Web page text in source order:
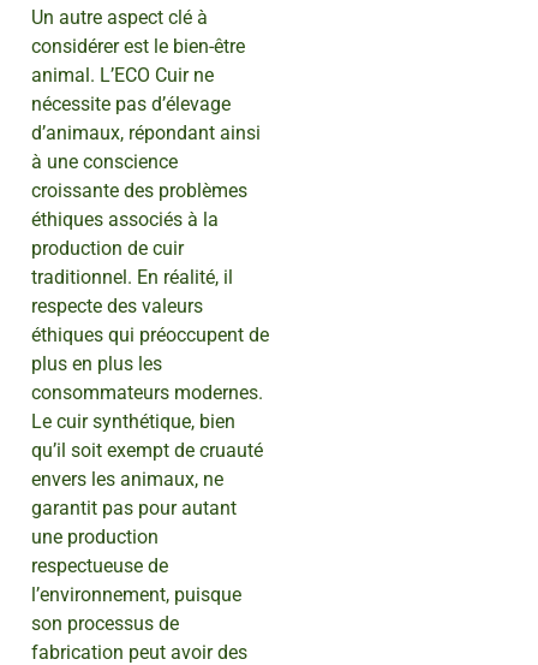
Un autre aspect clé à
considérer est le bien-être
animal. L’ECO Cuir ne
nécessite pas d’élevage
d’animaux, répondant ainsi
à une conscience
croissante des problèmes
éthiques associés à la
production de cuir
traditionnel. En réalité, il
respecte des valeurs
éthiques qui préoccupent de
plus en plus les
consommateurs modernes.
Le cuir synthétique, bien
qu’il soit exempt de cruauté
envers les animaux, ne
garantit pas pour autant
une production
respectueuse de
l’environnement, puisque
son processus de
fabrication peut avoir des